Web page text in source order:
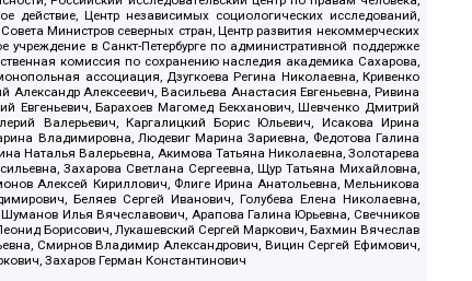
действие, Центр независимых социологических исследований,
Министров северных стран, Центр развития некоммерческих
в Санкт-Петербурге по административной поддержке
комиссия по сохранению наследия академика Сахарова,
ассоциация, Дзугкоева Регина Николаевна, Кривенко
Алексеевич, Васильева Анастасия Евгеньевна, Ривина
Евгеньевич, Барахоев Магомед Бекханович, Шевченко Дмитрий
Валерьевич, Каргалицкий Борис Юльевич, Исакова Ирина
Владимировна, Людевиг Марина Зариевна, Федотова Галина
Наталья Валерьевна, Акимова Татьяна Николаевна, Золотарева
Захарова Светлана Сергеевна, Щур Татьяна Михайловна,
Алексей Кириллович, Флиге Ирина Анатольевна, Мельникова
Беляев Сергей Иванович, Голубева Елена Николаевна,
Илья Вячеславович, Арапова Галина Юрьевна, Свечников
Борисович, Лукашевский Сергей Маркович, Бахмин Вячеслав
Смирнов Владимир Александрович, Вицин Сергей Ефимович,
Захаров Герман Константинович